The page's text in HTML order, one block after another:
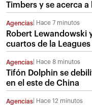
Timbers y se acerca a
Agencias Hace 7 minutos
Robert Lewandowski
cuartos de la
Agencias Hace 8 minutos
Tifón Dolphin se
en el este de China
Agencias Hace 12 minutos